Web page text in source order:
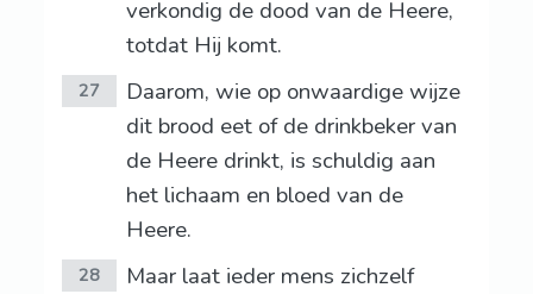
verkondig de dood van de Heere,
totdat Hij komt.
27
Daarom, wie op onwaardige wijze
dit brood eet of de drinkbeker van
de Heere drinkt, is schuldig aan
het lichaam en bloed van de
Heere.
28
Maar laat ieder mens zichzelf